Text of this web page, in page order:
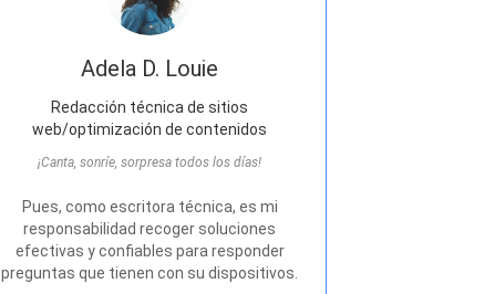
Adela D. Louie
Redacción técnica de sitios
web/optimización de contenidos
¡Canta, sonríe, sorpresa todos los días!
Pues, como escritora técnica, es mi
responsabilidad recoger soluciones
efectivas y confiables para responder
preguntas que tienen con su dispositivos.